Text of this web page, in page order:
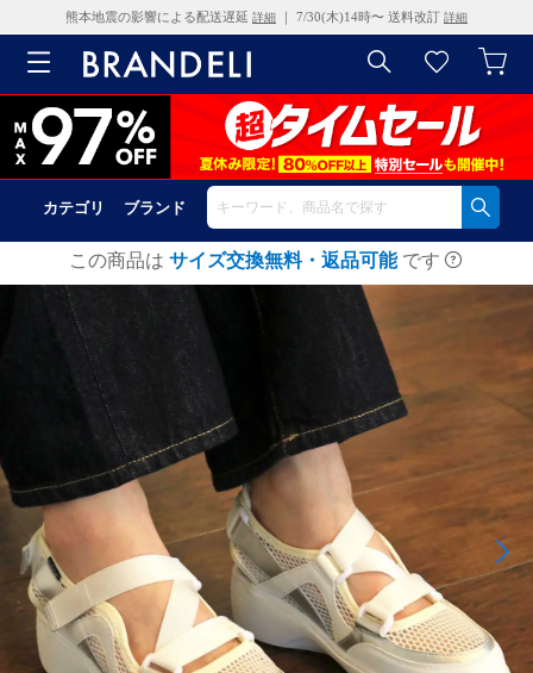
熊本地震の影響による配送遅延 詳細 ｜ 7/30(木)14時〜 送料改訂 詳細
カテゴリ ブランド
この商品は サイズ交換無料・返品可能 です